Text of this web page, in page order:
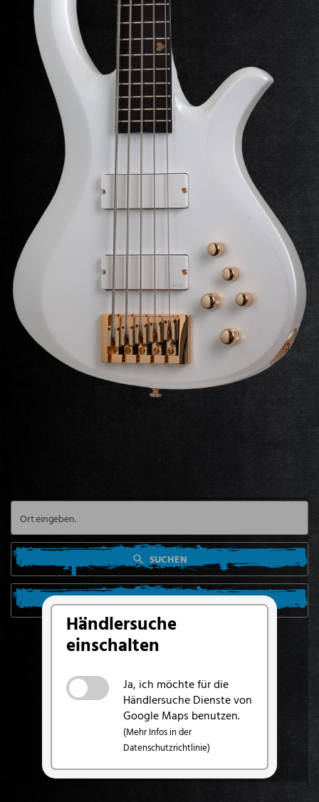
Händlersuche
einschalten
Ja, ich möchte für die
Händlersuche Dienste von
Google Maps benutzen.
(Mehr Infos in der
Datenschutzrichtlinie)
SUCHEN
SUCHE VON MEINEM STANDORT AUS